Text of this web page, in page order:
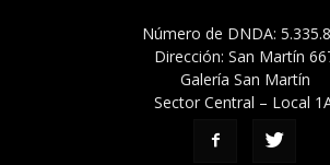
Número de DNDA:
Dirección: San Martín
Galería San Martín
Sector Central – Local